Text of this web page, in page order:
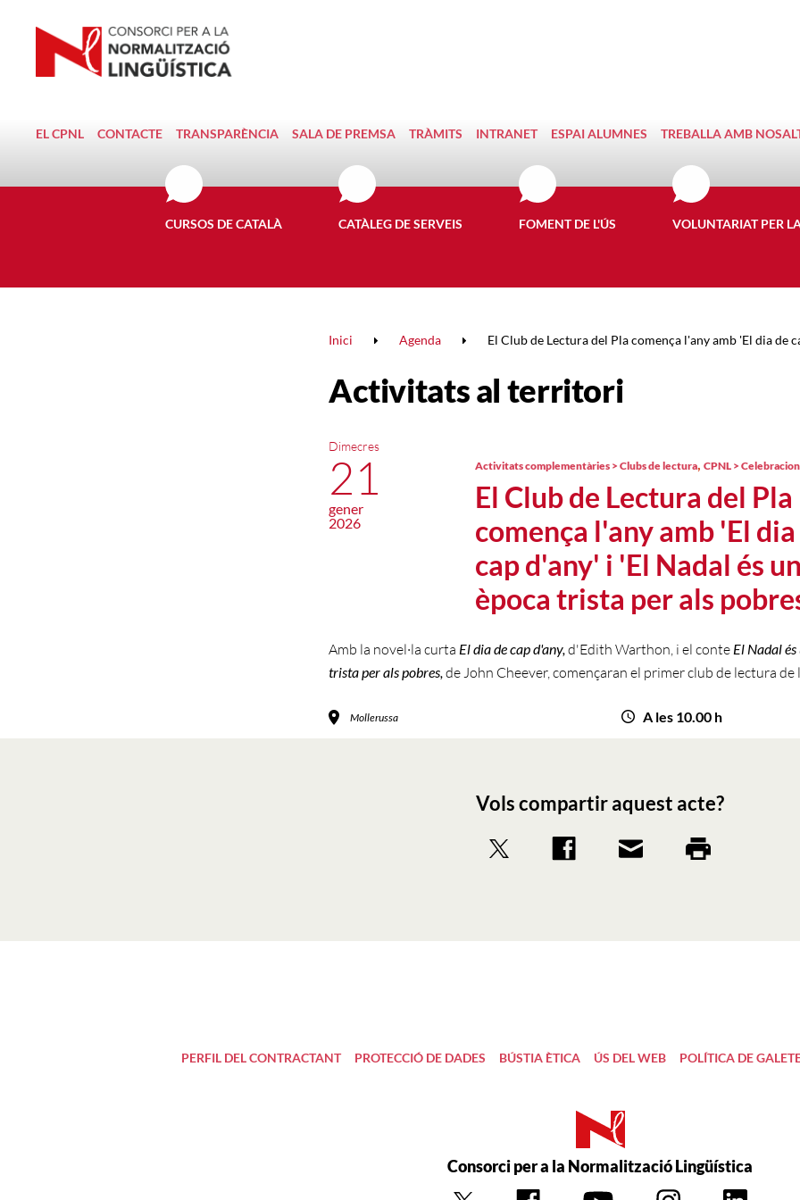
EL CPNL CONTACTE TRANSPARÈNCIA SALA DE PREMSA TRÀMITS INTRANET ESPAI ALUMNES TREBALLA AMB
CURSOS DE CATALÀ CATÀLEG DE SERVEIS FOMENT DE L'ÚS VOLUNTARIAT PER
Inici Agenda El Club de Lectura del Pla comença l'any amb 'El dia de
Activitats al territori
El Club de Lectura del Pla
comença l'any amb 'El
cap d'any' i 'El Nadal és
època trista per als
Activitats complementàries > Clubs de lectura, CPNL >
Dimecres
21
gener
2026
Amb la novel·la curta El dia de cap d'any,d'Edith Warthon, i el conte El Nadal
trista per als pobres,de John Cheever, començaran el primer club de lectura de
Mollerussa A les 10.00 h
Vols compartir aquest acte?
PERFIL DEL CONTRACTANT PROTECCIÓ DE DADES BÚSTIA ÈTICA ÚS DEL WEB POLÍTICA DE
Consorci per a la Normalització Lingüística